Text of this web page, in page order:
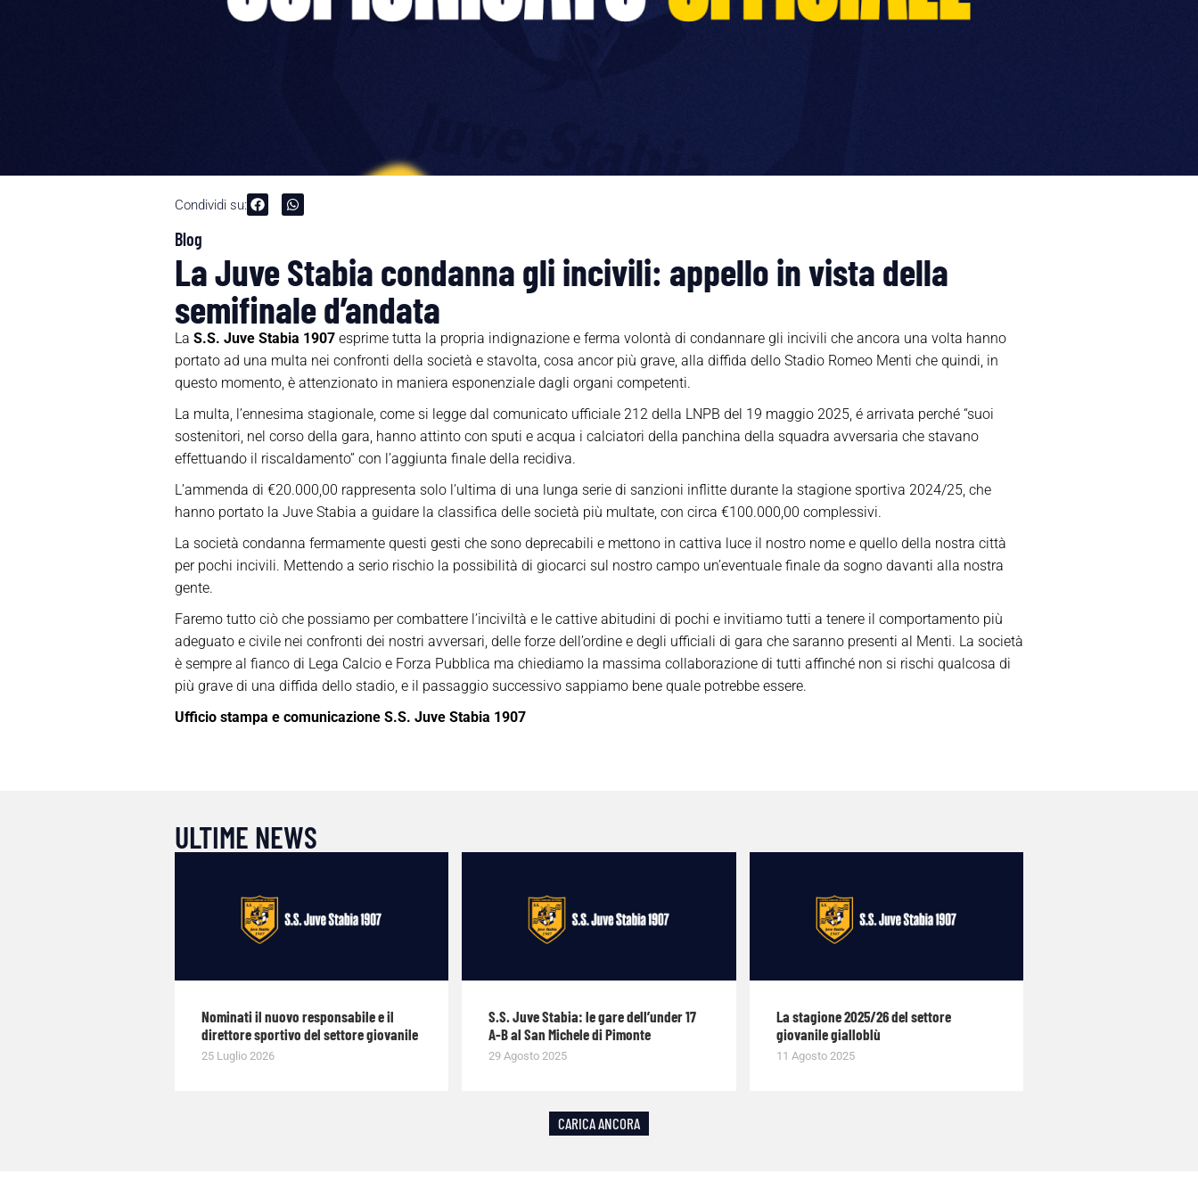
Condividi su:
Blog
La Juve Stabia condanna gli incivili: appello in vista della
semifinale d’andata
La S.S. Juve Stabia 1907esprime tutta la propria indignazione e ferma volontà di condannare gli incivili che ancora una volta hanno
portato ad una multa nei confronti della società e stavolta, cosa ancor più grave, alla diffida dello Stadio Romeo Menti che quindi, in
questo momento, è attenzionato in maniera esponenziale dagli organi competenti.
La multa, l’ennesima stagionale, come si legge dal comunicato ufficiale 212 della LNPB del 19 maggio 2025, é arrivata perché “suoi
sostenitori, nel corso della gara, hanno attinto con sputi e acqua i calciatori della panchina della squadra avversaria che stavano
effettuando il riscaldamento” con l’aggiunta finale della recidiva.
L’ammenda di €20.000,00 rappresenta solo l’ultima di una lunga serie di sanzioni inflitte durante la stagione sportiva 2024/25, che
hanno portato la Juve Stabia a guidare la classifica delle società più multate, con circa €100.000,00 complessivi.
La società condanna fermamente questi gesti che sono deprecabili e mettono in cattiva luce il nostro nome e quello della nostra città
per pochi incivili. Mettendo a serio rischio la possibilità di giocarci sul nostro campo un’eventuale finale da sogno davanti alla nostra
gente.
Faremo tutto ciò che possiamo per combattere l’inciviltà e le cattive abitudini di pochi e invitiamo tutti a tenere il comportamento più
adeguato e civile nei confronti dei nostri avversari, delle forze dell’ordine e degli ufficiali di gara che saranno presenti al Menti. La società
è sempre al fianco di Lega Calcio e Forza Pubblica ma chiediamo la massima collaborazione di tutti affinché non si rischi qualcosa di
più grave di una diffida dello stadio, e il passaggio successivo sappiamo bene quale potrebbe essere.
Ufficio stampa e comunicazione S.S. Juve Stabia 1907
ULTIME NEWS
Nominati il nuovo responsabile e il
direttore sportivo del settore giovanile
25 Luglio 2026
S.S. Juve Stabia: le gare dell’under 17
A-B al San Michele di Pimonte
29 Agosto 2025
La stagione 2025/26 del settore
giovanile gialloblù
11 Agosto 2025
CARICA ANCORA